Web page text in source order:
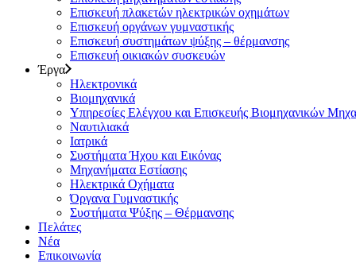
Επισκευή πλακετών ηλεκτρικών οχημάτων
Επισκευή οργάνων γυμναστικής
Επισκευή συστημάτων ψύξης – θέρμανσης
Επισκευή οικιακών συσκευών
Έργα
Ηλεκτρονικά
Βιομηχανικά
Υπηρεσίες Ελέγχου και Επισκευής Βιομηχανικών
Ναυτιλιακά
Ιατρικά
Συστήματα Ήχου και Εικόνας
Μηχανήματα Εστίασης
Ηλεκτρικά Οχήματα
Όργανα Γυμναστικής
Συστήματα Ψύξης – Θέρμανσης
Πελάτες
Νέα
Επικοινωνία